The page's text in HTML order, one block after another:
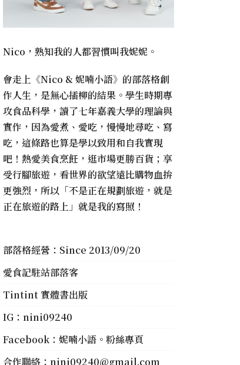
Nico，熟知我的人都習慣叫我妮妮。
會走上《Nico & 妮喃小語》的部落格創
作人生，是無心插柳的結果。學生時期專
攻食品科學，讀了七年嘉義大學的理論與
實作，因為愛煮、愛吃，慢慢地尋吃、寫
吃，這條路也算是學以致用和自我實現
吧！熱愛美食烹飪，逛市場更勝百貨；享
受行腳旅遊，看世界的欲望遠比購物血拚
更強烈，所以「不是正在規劃旅遊，就是
正在旅遊的路上」就是我的寫照！
部落格經營：Since 2013/09/20
愛食記駐站部落客
Tintint 實體書出版
IG：nini09240
Facebook：妮喃小語。粉絲專頁
合作聯絡：nini09240@gmail.com